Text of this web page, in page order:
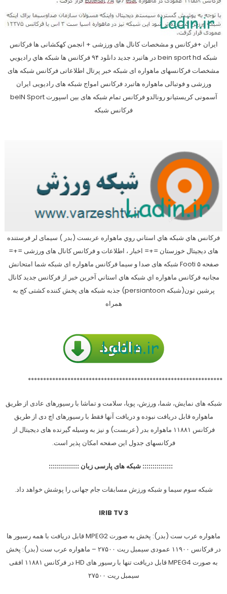
ایران +فرکانس و مشخصات کانال های ورزشی + انجمن کهکشانی ها فرکانس
شبکه bein sport hd در هاتبرد جدید دانلود ۹۴ فركانس ها شبكه هاي راديويي
مشخصات فرکانسهای ماهواره ای شبکه خبر پرتال اطلاعاتی فرکانس شبکه های
ورزشی و فوتبالی ماهواره هاتبرد فرکانس امواج شبکه های رادیویی ایران
آسمونی کریستیانو رونالدو فرکانس تمام شبکه های بین اسپورت beIN Sport
فرکانس شبکه
فركانس هاي شبكه هاي استاني روي ماهواره عربست (بدر ) سیمای لر فرستنده
های دیجیتال خوزستان =+= اخبار ، اطلاعات و فرکانس کانال های ورزشی =+=
صفحه ۵ Footi شبکه های صدا و سیما فرکانس ماهواره ای شبکه شما امتحانش
مجانیه فركانس ماهواره اي شبكه هاي استاني آخرین خبر از فرکانس جدید کانال
پرشین تون(شبکه persiantoon) جذبه شبکه های پخش کننده کشتی کج به
همراه
****************************************************************
شبکه های نمایش، شما، ورزش، پویا، سلامت و تماشا با رسیورهای عادی از طریق
ماهواره قابل دریافت نبوده و دریافت آنها فقط با رسیورهای اچ دی از طریق
فرکانس ۱۱۸۸۱ ماهواره بدر (عربست) و نیز به وسیله گیرنده های دیجیتال از
فرکانسهای جدول این صفحه امکان پذیر است.
::::::::::::::: شبکه های پارسی زبان :::::::::::::::
شبکه سوم سیما و شبکه ورزش مسابقات جام جهانی را پوشش خواهد داد.
IRIB TV 3
ماهواره عرب ست (بدر): پخش به صورت MPEG2 قابل دریافت با همه رسیور ها
در فرکانس ۱۱۹۰۰ عمودی سیمبل ریت ۲۷۵۰۰ – ماهواره عرب ست (بدر): پخش
به صورت MPEG4 قابل دریافت تنها با رسیور های HD در فرکانس ۱۱۸۸۱ افقی
سیمبل ریت ۲۷۵۰۰